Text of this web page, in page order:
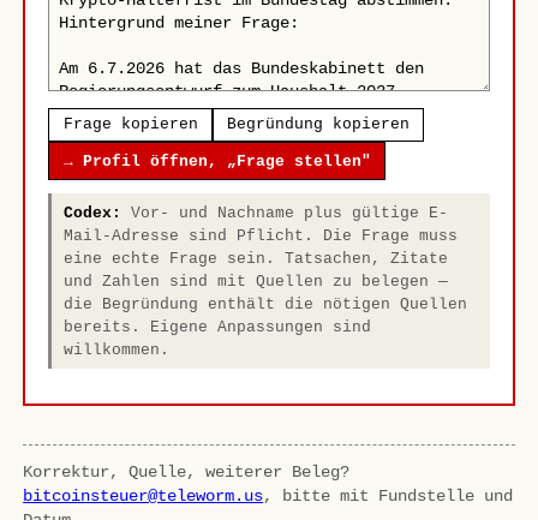
Frage kopieren Begründung kopieren
→ Profil öffnen, „Frage stellen"
Codex:
Vor- und Nachname plus gültige E-
Mail-Adresse sind Pflicht. Die Frage muss
eine echte Frage sein. Tatsachen, Zitate
und Zahlen sind mit Quellen zu belegen —
die Begründung enthält die nötigen Quellen
bereits. Eigene Anpassungen sind
willkommen.
Korrektur, Quelle, weiterer Beleg?
bitcoinsteuer@teleworm.us, bitte mit Fundstelle und